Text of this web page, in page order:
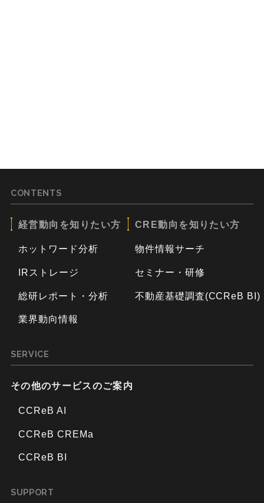
CONTENTS
経営動向を知りたい方
ホットワード分析
IRストレージ
総研レポート・分析
業界動向情報
CRE動向を知りたい方
物件情報サーチ
セミナー・研修
不動産基礎調査(CCReB BI)
SERVICE
その他のサービスのご案内
CCReB AI
CCReB CREMa
CCReB BI
SUPPORT